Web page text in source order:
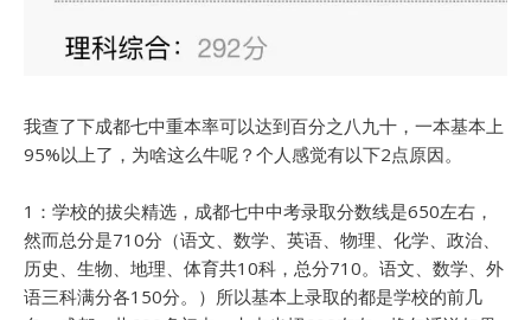
我查了下成都七中重本率可以达到百分之八九十，一本基本上
95%以上了，为啥这么牛呢？个人感觉有以下2点原因。
1：学校的拔尖精选，成都七中中考录取分数线是650左右，
然而总分是710分（语文、数学、英语、物理、化学、政治、
历史、生物、地理、体育共10科，总分710。语文、数学、外
语三科满分各150分。）所以基本上录取的都是学校的前几